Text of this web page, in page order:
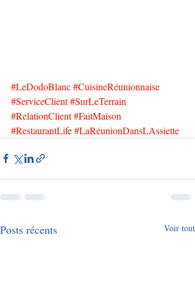
#LeDodoBlanc#CuisineRéunionnaise
#ServiceClient#SurLeTerrain
#RelationClient#FaitMaison
#RestaurantLife#LaRéunionDansLAssiette
Posts récents Voir tout